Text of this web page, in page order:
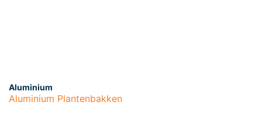
Aluminium
Aluminium Plantenbakken